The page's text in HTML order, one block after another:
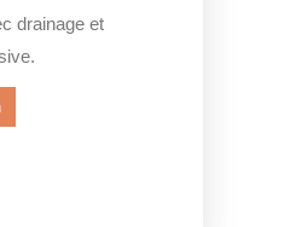
drainage et